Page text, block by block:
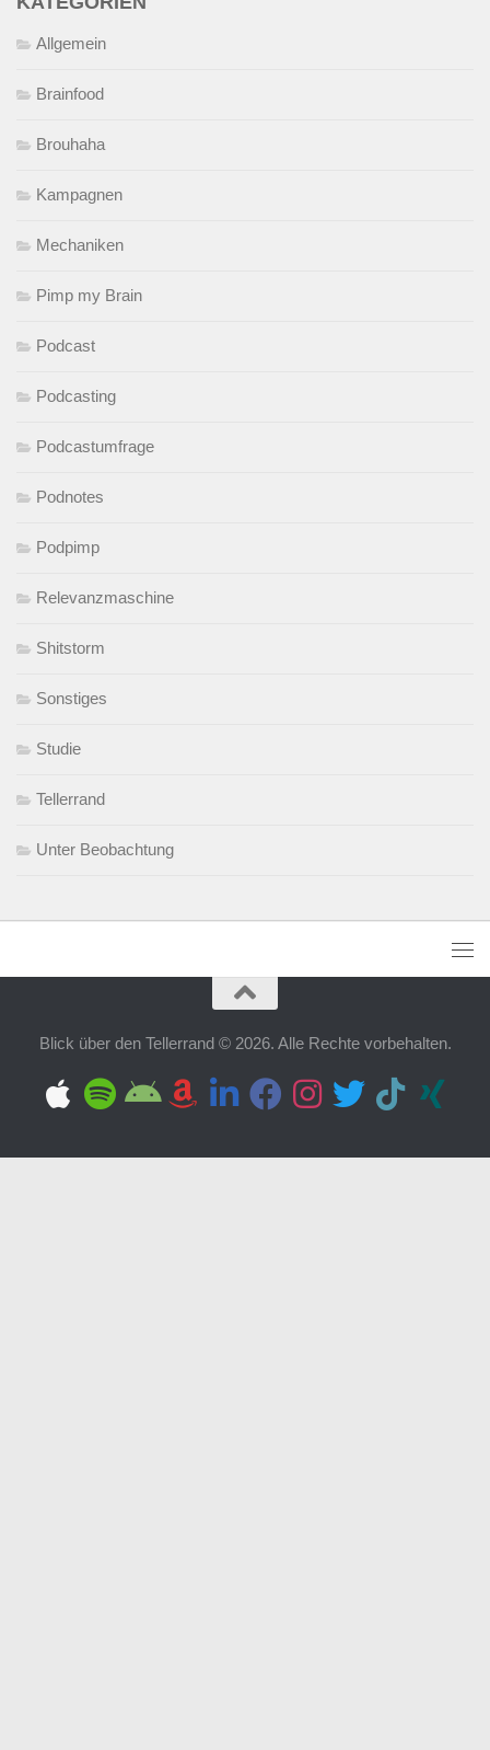
Allgemein
Brainfood
Brouhaha
Kampagnen
Mechaniken
Pimp my Brain
Podcast
Podcasting
Podcastumfrage
Podnotes
Podpimp
Relevanzmaschine
Shitstorm
Sonstiges
Studie
Tellerrand
Unter Beobachtung
Blick über den Tellerrand © 2026. Alle Rechte vorbehalten.